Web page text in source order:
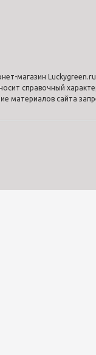
магазин Luckygreen.ru
справочный
материалов сайта